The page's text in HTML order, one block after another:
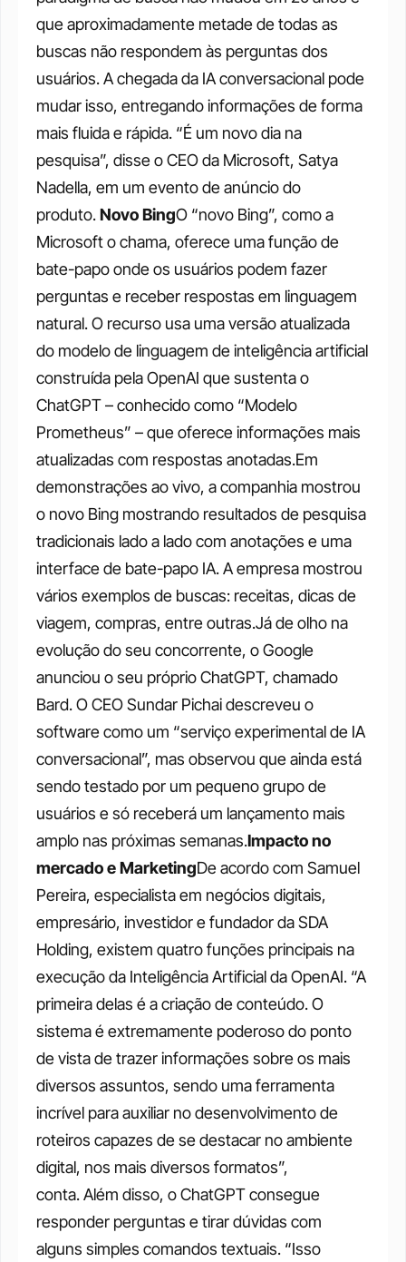
que aproximadamente metade de todas as
buscas não respondem às perguntas dos
usuários. A chegada da IA ​​conversacional pode
mudar isso, entregando informações de forma
mais fluida e rápida. “É um novo dia na
pesquisa”, disse o CEO da Microsoft, Satya
Nadella, em um evento de anúncio do
produto. Novo BingO “novo Bing”, como a
Microsoft o chama, oferece uma função de
bate-papo onde os usuários podem fazer
perguntas e receber respostas em linguagem
natural. O recurso usa uma versão atualizada
do modelo de linguagem de inteligência artificial
construída pela OpenAI que sustenta o
ChatGPT – conhecido como “Modelo
Prometheus” – que oferece informações mais
atualizadas com respostas anotadas.Em
demonstrações ao vivo, a companhia mostrou
o novo Bing mostrando resultados de pesquisa
tradicionais lado a lado com anotações e uma
interface de bate-papo IA. A empresa mostrou
vários exemplos de buscas: receitas, dicas de
viagem, compras, entre outras.Já de olho na
evolução do seu concorrente, o Google
anunciou o seu próprio ChatGPT, chamado
Bard. O CEO Sundar Pichai descreveu o
software como um “serviço experimental de IA
conversacional”, mas observou que ainda está
sendo testado por um pequeno grupo de
usuários e só receberá um lançamento mais
amplo nas próximas semanas.Impacto no
mercado e MarketingDe acordo com Samuel
Pereira, especialista em negócios digitais,
empresário, investidor e fundador da SDA
Holding, existem quatro funções principais na
execução da Inteligência Artificial da OpenAI. “A
primeira delas é a criação de conteúdo. O
sistema é extremamente poderoso do ponto
de vista de trazer informações sobre os mais
diversos assuntos, sendo uma ferramenta
incrível para auxiliar no desenvolvimento de
roteiros capazes de se destacar no ambiente
digital, nos mais diversos formatos”,
conta. Além disso, o ChatGPT consegue
responder perguntas e tirar dúvidas com
alguns simples comandos textuais. “Isso